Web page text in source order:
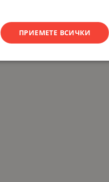
ПРИЕМЕТЕ ВСИЧКИ